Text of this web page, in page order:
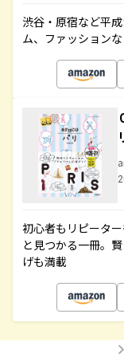
渋谷・原宿など平
ム、ファッション
初心者もリピータ
と見つかる一冊。
げも満載